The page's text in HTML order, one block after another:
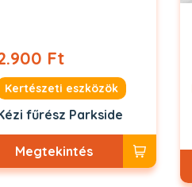
Ft
Kertészeti eszközök
fűrész Parkside
Megtekintés